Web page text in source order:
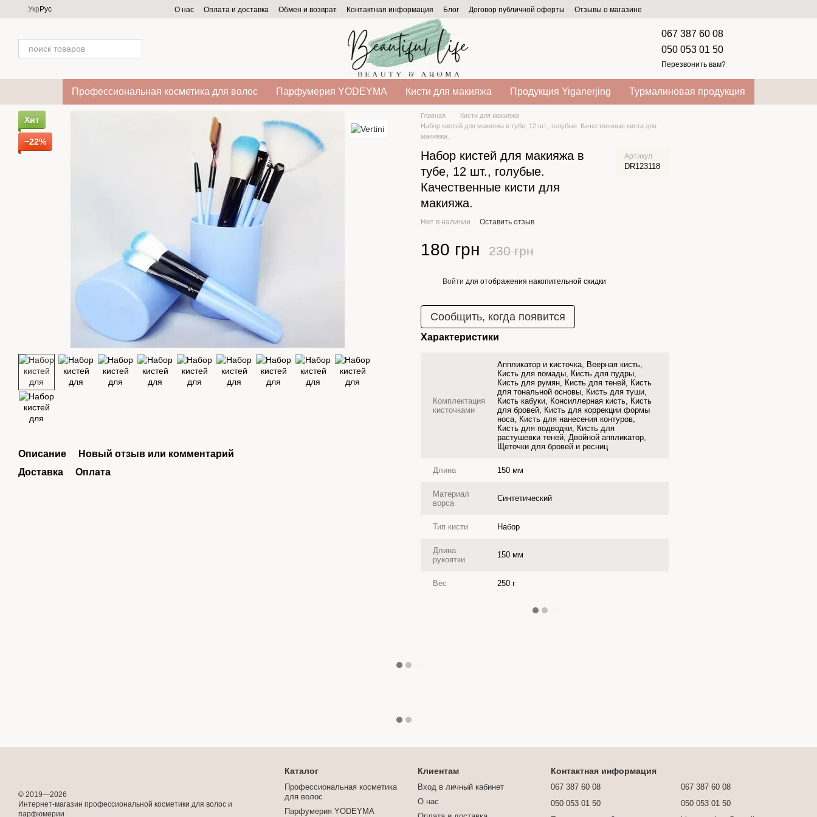
Перейти к основному контенту
Укр Рус О нас Оплата и доставка Обмен и возврат Контактная информация Блог Договор публичной оферты Отзывы о магазине
067 387 60 08
050 053 01 50
Перезвонить вам?
Профессиональная косметика для волос Парфумерия YODEYMA Кисти для макияжа Продукция Yiganerjing Турмалиновая продукция
Хит
−22%
Описание
Новый отзыв или комментарий
Доставка
Оплата
Главная
Кисти для макияжа
Набор кистей для макияжа в тубе, 12 шт., голубые. Качественные кисти для
макияжа.
Набор кистей для макияжа в
тубе, 12 шт., голубые.
Качественные кисти для
макияжа.
Артикул
DR123118
Нет в наличии Оставить отзыв
180 грн 230 грн
Войти для отображения накопительной скидки
Сообщить, когда появится
Характеристики
Комплектация
кисточками
Аппликатор и кисточка, Веерная кисть,
Кисть для помады, Кисть для пудры,
Кисть для румян, Кисть для теней, Кисть
для тональной основы, Кисть для туши,
Кисть кабуки, Консиллерная кисть, Кисть
для бровей, Кисть для коррекции формы
носа, Кисть для нанесения контуров,
Кисть для подводки, Кисть для
растушевки теней, Двойной аппликатор,
Щеточки для бровей и ресниц
Длина 150 мм
Материал
ворса
Синтетический
Тип кисти Набор
Длина
рукоятки
150 мм
Вес 250 г
© 2019—2026
Интернет-магазин профессиональной косметики для волос и
парфюмерии
Каталог
Профессиональная косметика
для волос
Парфумерия YODEYMA
Клиентам
Вход в личный кабинет
О нас
Контактная информация
067 387 60 08
050 053 01 50
067 387 60 08
050 053 01 50